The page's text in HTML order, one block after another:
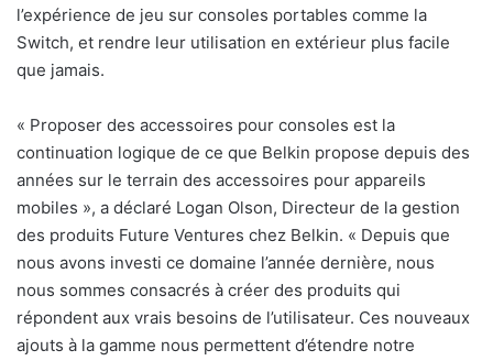
l’expérience de jeu sur consoles portables comme la
Switch, et rendre leur utilisation en extérieur plus facile
que jamais.
« Proposer des accessoires pour consoles est la
continuation logique de ce que Belkin propose depuis des
années sur le terrain des accessoires pour appareils
mobiles », a déclaré Logan Olson, Directeur de la gestion
des produits Future Ventures chez Belkin. « Depuis que
nous avons investi ce domaine l’année dernière, nous
nous sommes consacrés à créer des produits qui
répondent aux vrais besoins de l’utilisateur. Ces nouveaux
ajouts à la gamme nous permettent d’étendre notre